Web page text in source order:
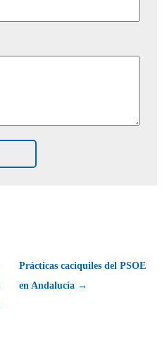
Prácticas caciquiles del PSOE
en Andalucía →